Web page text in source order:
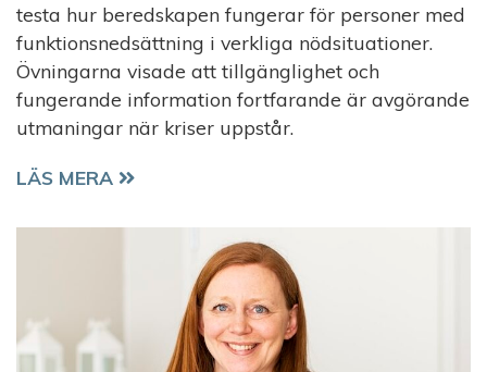
testa hur beredskapen fungerar för personer med
funktionsnedsättning i verkliga nödsituationer.
Övningarna visade att tillgänglighet och
fungerande information fortfarande är avgörande
utmaningar när kriser uppstår.
ALLA SKA KUNNA RÄDDAS
LÄS MERA